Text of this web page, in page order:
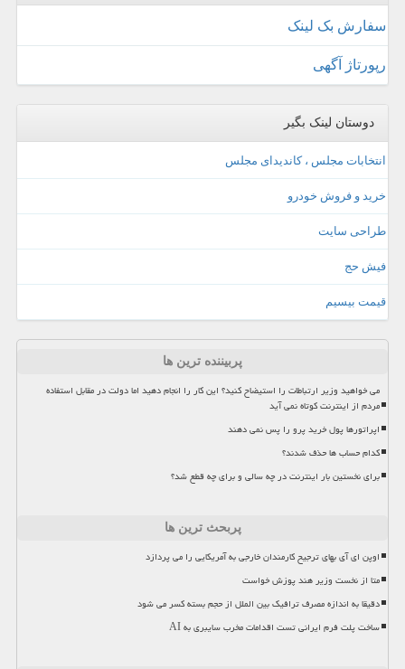
سفارش بک لینک
رپورتاژ آگهی
دوستان لینک بگیر
انتخابات مجلس ، کاندیدای مجلس
خرید و فروش خودرو
طراحی سایت
فیش حج
قیمت بیسیم
پربیننده ترین ها
می خواهید وزیر ارتباطات را استیضاح کنید؟ این کار را انجام دهید اما دولت در مقابل استفاده
مردم از اینترنت کوتاه نمی آید
اپراتورها پول خرید پرو را پس نمی دهند
کدام حساب ها حذف شدند؟
برای نخستین بار اینترنت در چه سالی و برای چه قطع شد؟
پربحث ترین ها
اوپن ای آی بهای ترجیح کارمندان خارجی به آمریکایی را می پردازد
متا از نخست وزیر هند پوزش خواست
دقیقا به اندازه مصرف ترافیک بین الملل از حجم بسته کسر می شود
ساخت پلت فرم ایرانی تست اقدامات مخرب سایبری به AI